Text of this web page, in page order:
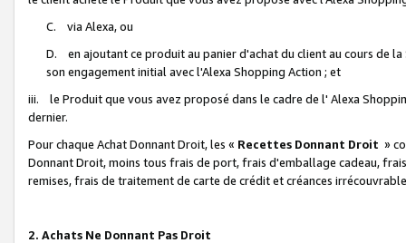
C. via Alexa, ou
D. en ajoutant ce produit au panier d'achat du client au cours de
son engagement initial avec l'Alexa Shopping Action ; et
iii. le Produit que vous avez proposé dans le cadre de l' Alexa
dernier.
Pour chaque Achat Donnant Droit, les « Recettes Donnant Droit »
Donnant Droit, moins tous frais de port, frais d'emballage cadeau,
remises, frais de traitement de carte de crédit et créances
2. Achats Ne Donnant Pas Droit